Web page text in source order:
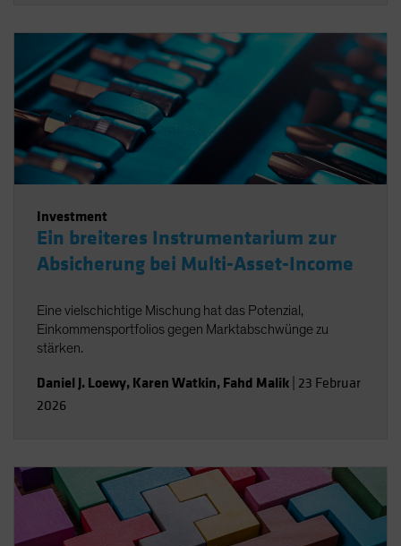
Investment
Ein breiteres Instrumentarium zur
Absicherung bei Multi-Asset-Income
Eine vielschichtige Mischung hat das Potenzial,
Einkommensportfolios gegen Marktabschwünge zu
stärken.
Daniel J. Loewy, Karen Watkin, Fahd Malik 23 Februar
2026